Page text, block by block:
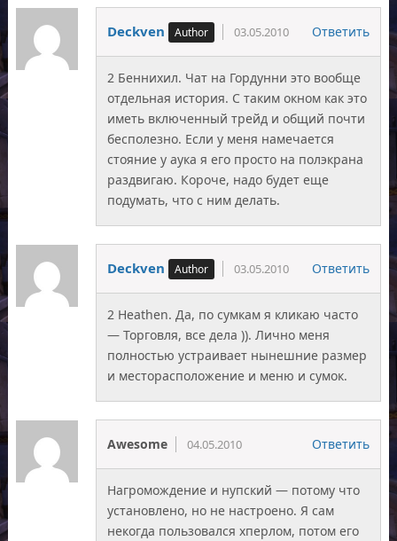
Deckven 03.05.2010 Ответить
2 Беннихил. Чат на Гордунни это вообще
отдельная история. С таким окном как это
иметь включенный трейд и общий почти
бесполезно. Если у меня намечается
стояние у аука я его просто на полэкрана
раздвигаю. Короче, надо будет еще
подумать, что с ним делать.
Deckven 03.05.2010 Ответить
2 Heathen. Да, по сумкам я кликаю часто
— Торговля, все дела )). Лично меня
полностью устраивает нынешние размер
и месторасположение и меню и сумок.
Awesome 04.05.2010 Ответить
Нагромождение и нупский — потому что
установлено, но не настроено. Я сам
некогда пользовался хперлом, потом его